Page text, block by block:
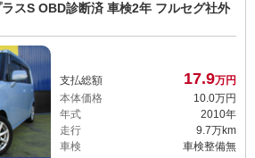
スS OBD診断済 車検2年 フルセグ社外
支払総額 17.9万円
本体価格
10.0万円
年式
2010年
走行
9.7万km
車検
車検整備無